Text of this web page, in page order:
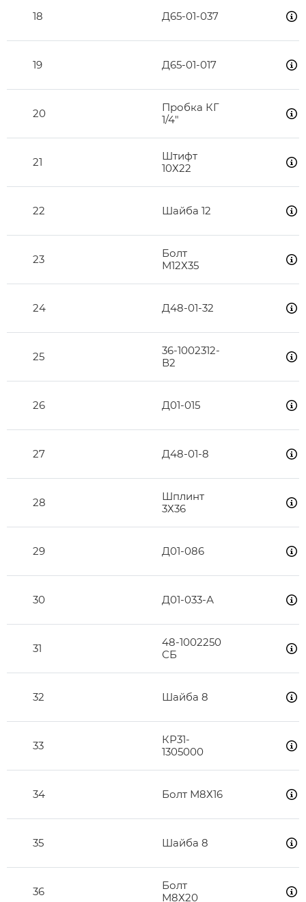
18 Д65-01-037
19 Д65-01-017
20
Пробка КГ
1/4"
21
Штифт
10Х22
22 Шайба 12
23
Болт
М12Х35
24 Д48-01-32
25
36-1002312-
В2
26 Д01-015
27 Д48-01-8
28
Шплинт
3Х36
29 Д01-086
30 Д01-033-А
31
48-1002250
СБ
32 Шайба 8
33
КР31-
1305000
34 Болт М8Х16
35 Шайба 8
36
Болт
М8Х20